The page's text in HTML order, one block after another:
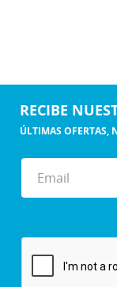
RECIBE
ÚLTIMAS OFERTAS,